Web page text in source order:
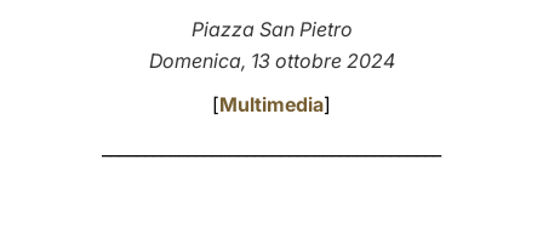
Piazza San Pietro
Domenica, 13 ottobre 2024
[Multimedia]